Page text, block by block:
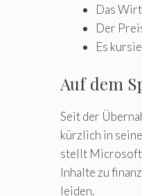
Das
Der
Es
Auf dem
Seit der
kürzlich in
stellt Microsoft
Inhalte zu
leiden.